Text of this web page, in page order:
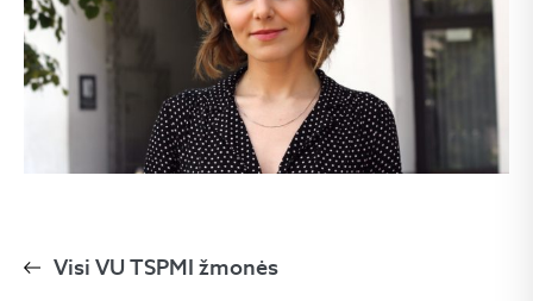
Visi VU TSPMI žmonės